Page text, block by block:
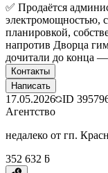
✅ Продаётся
электромощностью,
планировкой,
напротив Дворца
дочитали до конца —
Контакты
Написать
17.05.2026 ID
Агентство
недалеко от гп.
352 632 ƃ